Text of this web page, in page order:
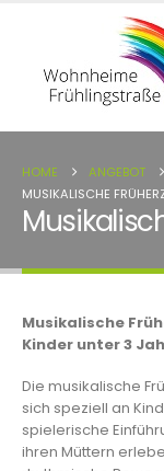
HOME ANGEBOT
MUSIKALISCHE
Musikalische
Kinder unter 3
Die musikalische
sich speziell an
spielerische
ihren Müttern